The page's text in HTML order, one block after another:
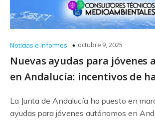
Noticias e informes octubre 9, 2025
Nuevas ayudas para jóvenes
en Andalucía: incentivos de
La Junta de Andalucía ha puesto en
ayudas para jóvenes autónomos en